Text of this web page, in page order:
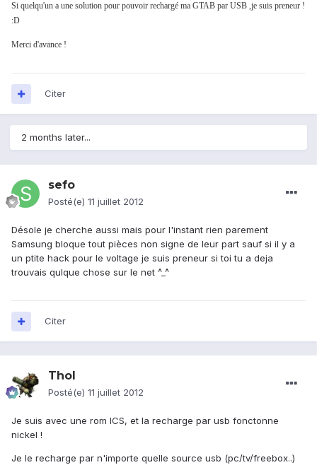
Si quelqu'un a une solution pour pouvoir rechargé ma GTAB par USB ,je suis preneur !
:D
Merci d'avance !
Citer
2 months later...
sefo
Posté(e) 11 juillet 2012
Désole je cherche aussi mais pour l'instant rien parement
Samsung bloque tout pièces non signe de leur part sauf si il y a
un ptite hack pour le voltage je suis preneur si toi tu a deja
trouvais qulque chose sur le net ^_^
Citer
Thol
Posté(e) 11 juillet 2012
Je suis avec une rom ICS, et la recharge par usb fonctonne
nickel !
Je le recharge par n'importe quelle source usb (pc/tv/freebox..)